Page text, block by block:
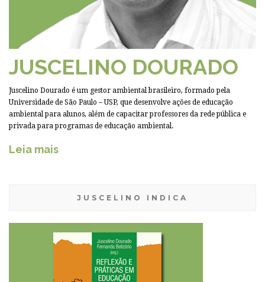
JUSCELINO DOURADO
Juscelino Dourado é um gestor ambiental brasileiro, formado pela
Universidade de São Paulo – USP, que desenvolve ações de educação
ambiental para alunos, além de capacitar professores da rede pública e
privada para programas de educação ambiental.
Leia mais
JUSCELINO INDICA